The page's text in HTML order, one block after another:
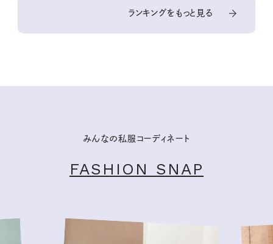
ランキングをもっと見る
みんなの私服コーディネート
FASHION SNAP